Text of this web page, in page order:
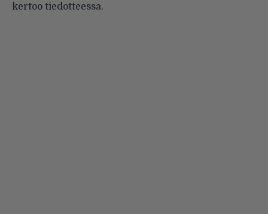
kertoo tiedotteessa.